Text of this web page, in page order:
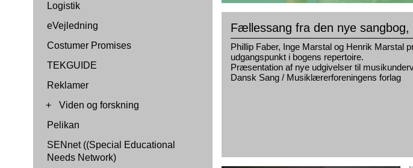
Logistik
eVejledning
Costumer Promises
TEKGUIDE
Reklamer
+
Viden og forskning
Pelikan
SENnet ((Special Educational
Needs Network)
Fællessang fra den nye sangbog,
Phillip Faber, Inge Marstal og Henrik
udgangspunkt i bogens repertoire.
Præsentation af nye udgivelser til
Dansk Sang / Musiklærerforeningens forlag